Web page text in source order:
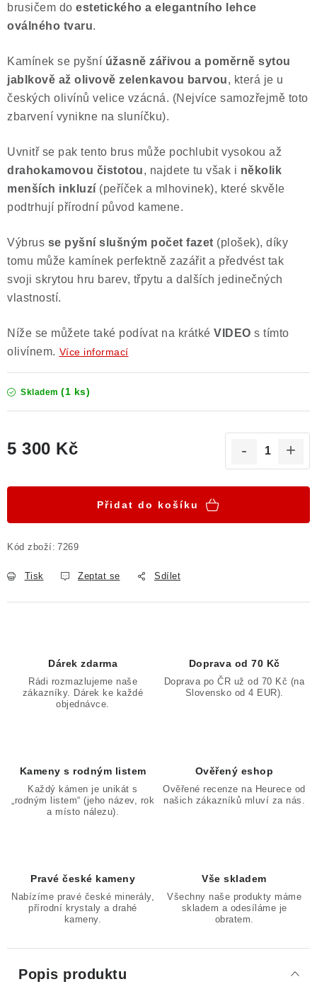
brusičem do estetického a elegantního lehce
oválného tvaru.
Kamínek se pyšní úžasně zářivou a poměrně sytou
jablkově až olivově zelenkavou barvou, která je u
českých olivínů velice vzácná. (Nejvíce samozřejmě toto
zbarvení vynikne na sluníčku).
Uvnitř se pak tento brus může pochlubit vysokou až
drahokamovou čistotou, najdete tu však i několik
menších inkluzí (peříček a mlhovinek), které skvěle
podtrhují přírodní původ kamene.
Výbrus se pyšní slušným počet fazet (plošek), díky
tomu může kamínek perfektně zazářit a předvést tak
svoji skrytou hru barev, třpytu a dalších jedinečných
vlastností.
Níže se můžete také podívat na krátké VIDEO s tímto
olivínem. Více informací
Skladem (1 ks)
5 300 Kč
Přidat do košíku
Kód zboží: 7269
Tisk Zeptat se Sdílet
Dárek zdarma
Rádi rozmazlujeme naše
zákazníky. Dárek ke každé
objednávce.
Doprava od 70 Kč
Doprava po ČR už od 70 Kč (na
Slovensko od 4 EUR).
Kameny s rodným listem
Každý kámen je unikát s
„rodným listem“ (jeho název, rok
a místo nálezu).
Ověřený eshop
Ověřené recenze na Heurece od
našich zákazníků mluví za nás.
Pravé české kameny
Nabízíme pravé české minerály,
přírodní krystaly a drahé
kameny.
Vše skladem
Všechny naše produkty máme
skladem a odesíláme je
obratem.
Popis produktu